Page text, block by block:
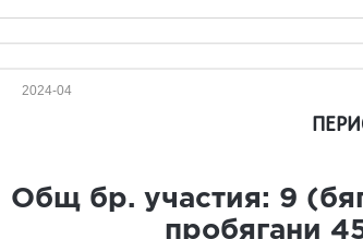
2024-04
Общ бр. участия: 9
пробягани